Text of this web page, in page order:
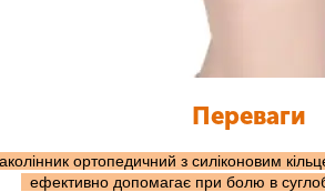
Переваги
ортопедичний з силіконовим
ефективно допомагає при болю в